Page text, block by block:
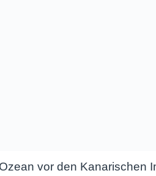
vor den Kanarischen